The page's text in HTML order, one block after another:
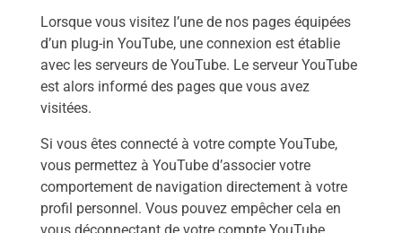
Lorsque vous visitez l’une de nos pages équipées
d’un plug-in YouTube, une connexion est établie
avec les serveurs de YouTube. Le serveur YouTube
est alors informé des pages que vous avez
visitées.
Si vous êtes connecté à votre compte YouTube,
vous permettez à YouTube d’associer votre
comportement de navigation directement à votre
profil personnel. Vous pouvez empêcher cela en
vous déconnectant de votre compte YouTube.